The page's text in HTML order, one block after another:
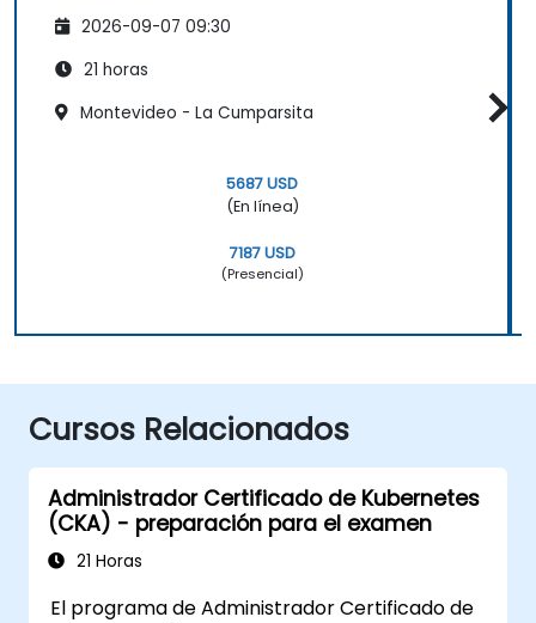
2026-09-07 09:30
21 horas
Montevideo - La Cumparsita
5687 USD
(En línea)
7187 USD
(Presencial)
Cursos Relacionados
Administrador Certificado de Kubernetes
(CKA) - preparación para el examen
21 Horas
El programa de Administrador Certificado de